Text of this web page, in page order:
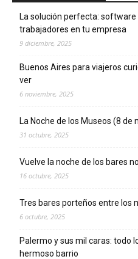
La solución perfecta: software
trabajadores en tu empresa
9 diciembre, 2025
Buenos Aires para viajeros
ver
6 noviembre, 2025
La Noche de los Museos (8 de
31 octubre, 2025
Vuelve la noche de los bares
16 octubre, 2025
Tres bares porteños entre los
6 octubre, 2025
Palermo y sus mil caras: todo
hermoso barrio